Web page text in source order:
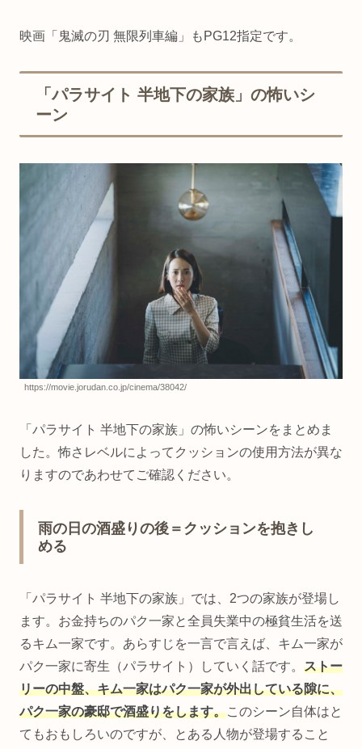
映画「鬼滅の刃 無限列車編」もPG12指定です。
「パラサイト 半地下の家族」の怖いシ
ーン
https://movie.jorudan.co.jp/cinema/38042/
「パラサイト 半地下の家族」の怖いシーンをまとめま
した。怖さレベルによってクッションの使用方法が異な
りますのであわせてご確認ください。
雨の日の酒盛りの後＝クッションを抱きし
める
「パラサイト 半地下の家族」では、2つの家族が登場し
ます。お金持ちのパク一家と全員失業中の極貧生活を送
るキム一家です。あらすじを一言で言えば、キム一家が
パク一家に寄生（パラサイト）していく話です。 ストー
リーの中盤、キム一家はパク一家が外出している隙に、
パク一家の豪邸で酒盛りをします。このシーン自体はと
てもおもしろいのですが、とある人物が登場すること